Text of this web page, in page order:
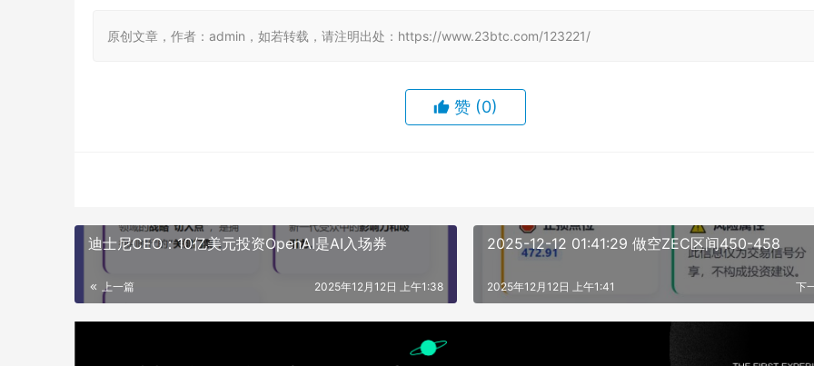
原创文章，作者：admin，如若转载，请注明出处：https://www.23btc.com/123221/
赞 (0)
迪士尼CEO：10亿美元投资OpenAI是AI入场券
上一篇 2025年12月12日 上午1:38
2025-12-12 01:41:29 做空ZEC区间450-458
下
2025年12月12日 上午1:41